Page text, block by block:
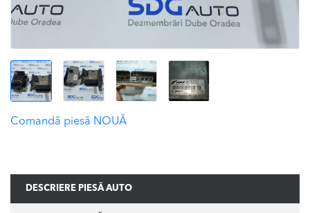
Comandă piesă NOUĂ
DESCRIERE PIESĂ AUTO